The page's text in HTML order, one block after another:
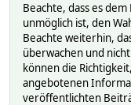
Beachte, dass es
unmöglich ist, den
Beachte weiterhin,
überwachen und
können die
angebotenen
veröffentlichten